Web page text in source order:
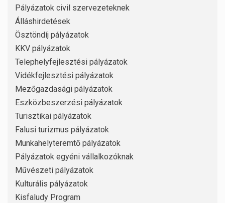
Pályázatok civil szervezeteknek
Álláshirdetések
Ösztöndíj pályázatok
KKV pályázatok
Telephelyfejlesztési pályázatok
Vidékfejlesztési pályázatok
Mezőgazdasági pályázatok
Eszközbeszerzési pályázatok
Turisztikai pályázatok
Falusi turizmus pályázatok
Munkahelyteremtő pályázatok
Pályázatok egyéni vállalkozóknak
Művészeti pályázatok
Kulturális pályázatok
Kisfaludy Program